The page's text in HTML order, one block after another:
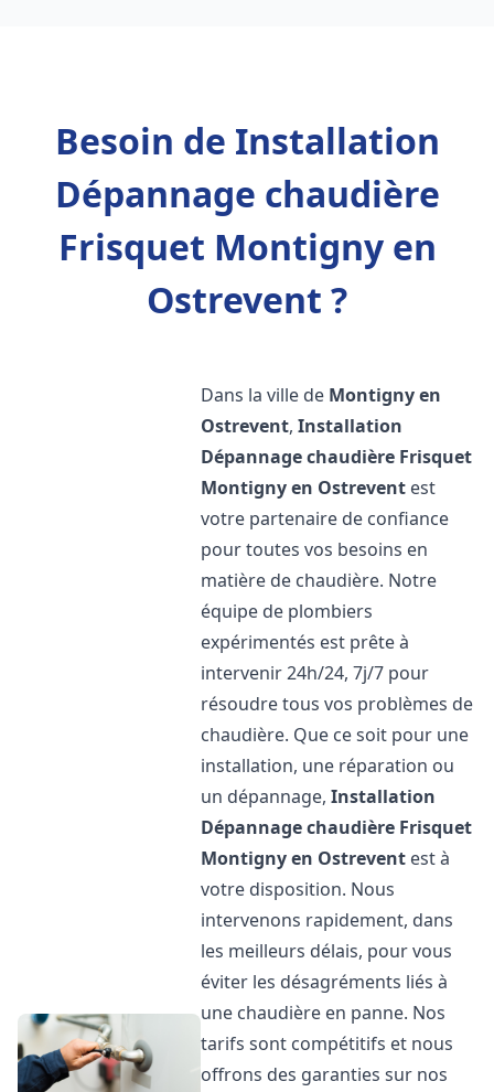
Besoin de Installation
Dépannage chaudière
Frisquet Montigny en
Ostrevent ?
Dans la ville de Montigny en
Ostrevent,Installation
Dépannage chaudière Frisquet
Montigny en Ostrevent est
votre partenaire de confiance
pour toutes vos besoins en
matière de chaudière. Notre
équipe de plombiers
expérimentés est prête à
intervenir 24h/24, 7j/7 pour
résoudre tous vos problèmes de
chaudière. Que ce soit pour une
installation, une réparation ou
un dépannage,Installation
Dépannage chaudière Frisquet
Montigny en Ostrevent est à
votre disposition. Nous
intervenons rapidement, dans
les meilleurs délais, pour vous
éviter les désagréments liés à
une chaudière en panne. Nos
tarifs sont compétitifs et nous
offrons des garanties sur nos